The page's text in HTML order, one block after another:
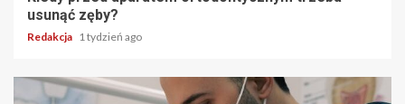
usunąć zęby?
Redakcja 1 tydzień ago